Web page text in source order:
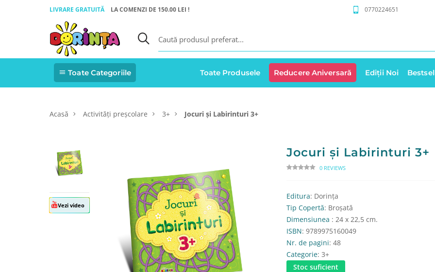
LIVRARE GRATUITĂ LA COMENZI DE 150.00 LEI ! 0770224651
Toate Categoriile Toate Produsele Reducere Aniversară Ediții Noi
Acasă Activități preșcolare 3+ Jocuri și Labirinturi 3+
Vezi video
Jocuri și Labirinturi 3+
0 REVIEWS
Editura: Dorința
Tip Copertă: Broșată
Dimensiunea : 24 x 22,5 cm.
ISBN: 9789975160049
Nr. de pagini: 48
Categorie: 3+
Stoc suficient